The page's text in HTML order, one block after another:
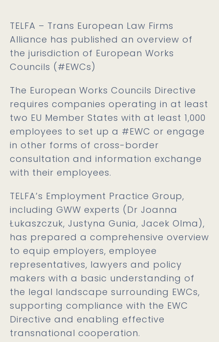
TELFA – Trans European Law Firms
Alliance has published an overview of
the jurisdiction of European Works
Councils (#EWCs)
The European Works Councils Directive
requires companies operating in at least
two EU Member States with at least 1,000
employees to set up a #EWC or engage
in other forms of cross-border
consultation and information exchange
with their employees.
TELFA’s Employment Practice Group,
including GWW experts (Dr Joanna
Łukaszczuk, Justyna Gunia, Jacek Olma),
has prepared a comprehensive overview
to equip employers, employee
representatives, lawyers and policy
makers with a basic understanding of
the legal landscape surrounding EWCs,
supporting compliance with the EWC
Directive and enabling effective
transnational cooperation.